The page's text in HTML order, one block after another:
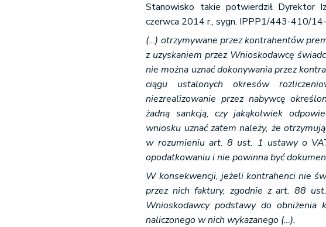
Stanowisko takie potwierdził
czerwca 2014 r., sygn. IPPP1/443-410/
(…) otrzymywane przez kontrahentów
z uzyskaniem przez Wnioskodawcę
nie można uznać dokonywania przez
ciągu ustalonych okresów
niezrealizowanie przez nabywcę
żadną sankcją, czy jakąkolwiek
wniosku uznać zatem należy, że
w rozumieniu art. 8 ust. 1 ustawy o
opodatkowaniu i nie powinna być
W konsekwencji, jeżeli kontrahenci nie
przez nich faktury, zgodnie z art. 88
Wnioskodawcy podstawy do
naliczonego w nich wykazanego (…).